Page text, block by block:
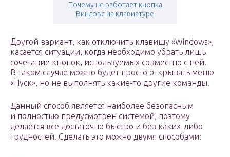
Почему не работает кнопка
Виндовс на клавиатуре
Другой вариант, как отключить клавишу «Windows»,
касается ситуации, когда необходимо убрать лишь
сочетание кнопок, используемых совместно с ней.
В таком случае можно будет просто открывать меню
«Пуск», но не выполнять какие-то другие команды.
Данный способ является наиболее безопасным
и полностью предусмотрен системой, поэтому
делается все достаточно быстро и без каких-либо
трудностей. Сделать это можно двумя способами: